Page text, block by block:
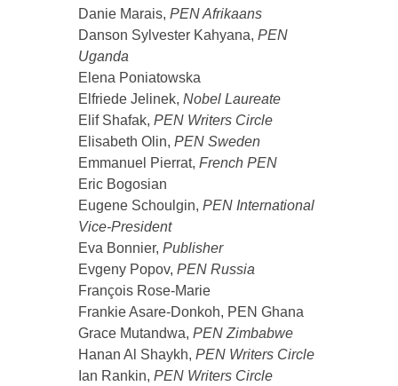
Danie Marais, PEN Afrikaans
Danson Sylvester Kahyana, PEN
Uganda
Elena Poniatowska
Elfriede Jelinek, Nobel Laureate
Elif Shafak, PEN Writers Circle
Elisabeth Olin, PEN Sweden
Emmanuel Pierrat, French PEN
Eric Bogosian
Eugene Schoulgin, PEN International
Vice-President
Eva Bonnier, Publisher
Evgeny Popov, PEN Russia
François Rose-Marie
Frankie Asare-Donkoh, PEN Ghana
Grace Mutandwa, PEN Zimbabwe
Hanan Al Shaykh, PEN Writers Circle
Ian Rankin, PEN Writers Circle